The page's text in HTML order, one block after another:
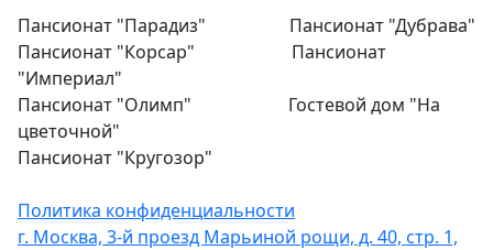
Пансионат "Парадиз" Пансионат "Дубрава"
Пансионат "Корсар" Пансионат
"Империал"
Пансионат "Олимп" Гостевой дом "На
цветочной"
Пансионат "Кругозор"
Политика конфиденциальности
г. Москва, 3-й проезд Марьиной рощи, д. 40, стр. 1,